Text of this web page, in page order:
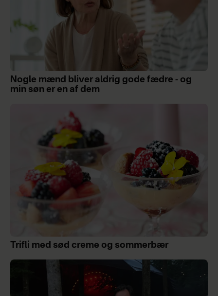
Nogle mænd bliver aldrig gode fædre - og
min søn er en af dem
Trifli med sød creme og sommerbær